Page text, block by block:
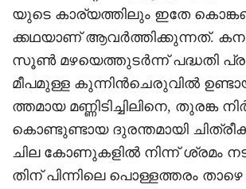
യുടെ കാര്യത്തിലും ഇതേ
ക്കഥയാണ് ആവർത്തിക്കുന്നത്.
സൂൺ മഴയെത്തുടർന്ന് പദ്ധതി
മീപമുള്ള കുന്നിൻചെരുവിൽ
ത്തമായ മണ്ണിടിച്ചിലിനെ, തുരങ്ക
കൊണ്ടുണ്ടായ ദുരന്തമായി
ചില കോണുകളിൽ നിന്ന് ശ്രമം
തിന് പിന്നിലെ പൊള്ളത്തരം